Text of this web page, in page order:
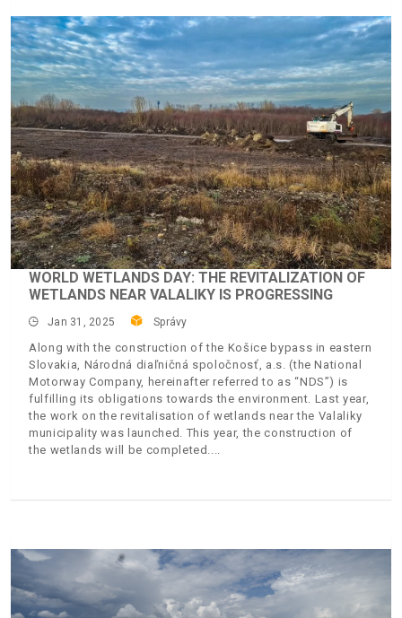
WORLD WETLANDS DAY: THE REVITALIZATION OF
WETLANDS NEAR VALALIKY IS PROGRESSING
Jan 31, 2025 Správy
Along with the construction of the Košice bypass in eastern
Slovakia, Národná diaľničná spoločnosť, a.s. (the National
Motorway Company, hereinafter referred to as “NDS”) is
fulfilling its obligations towards the environment. Last year,
the work on the revitalisation of wetlands near the Valaliky
municipality was launched. This year, the construction of
the wetlands will be completed.